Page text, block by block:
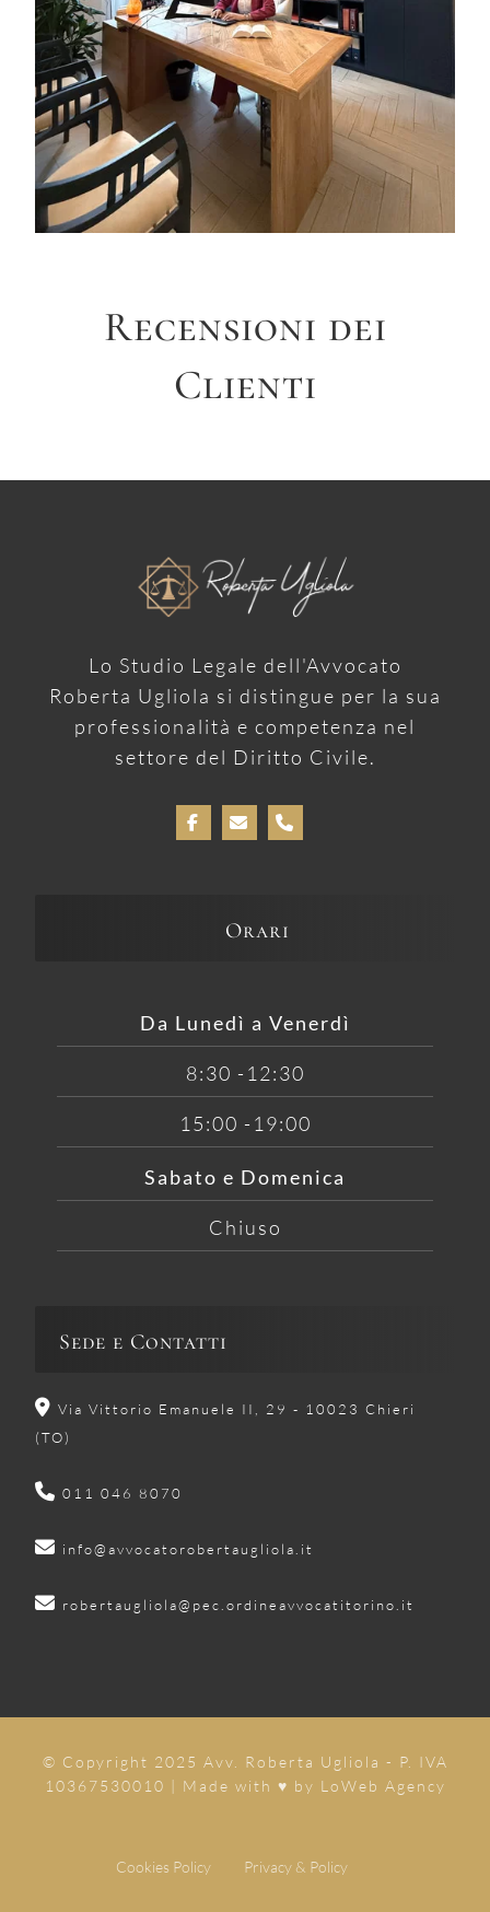
Recensioni dei
Clienti
Lo Studio Legale dell'Avvocato
Roberta Ugliola si distingue per la sua
professionalità e competenza nel
settore del Diritto Civile.
Orari
Da Lunedì a Venerdì
8:30 -12:30
15:00 -19:00
Sabato e Domenica
Chiuso
Sede e Contatti
Via Vittorio Emanuele II, 29 - 10023 Chieri
(TO)
011 046 8070
info@avvocatorobertaugliola.it
robertaugliola@pec.ordineavvocatitorino.it
© Copyright 2025 Avv. Roberta Ugliola - P. IVA
10367530010 | Made with ♥ by LoWeb Agency
Cookies Policy Privacy & Policy